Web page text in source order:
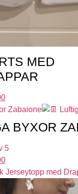
MED
BYXOR
5